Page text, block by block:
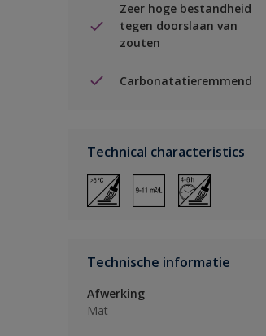
Zeer hoge bestandheid
tegen doorslaan van
zouten
Carbonatatieremmend
Technical characteristics
Technische informatie
Afwerking
Mat